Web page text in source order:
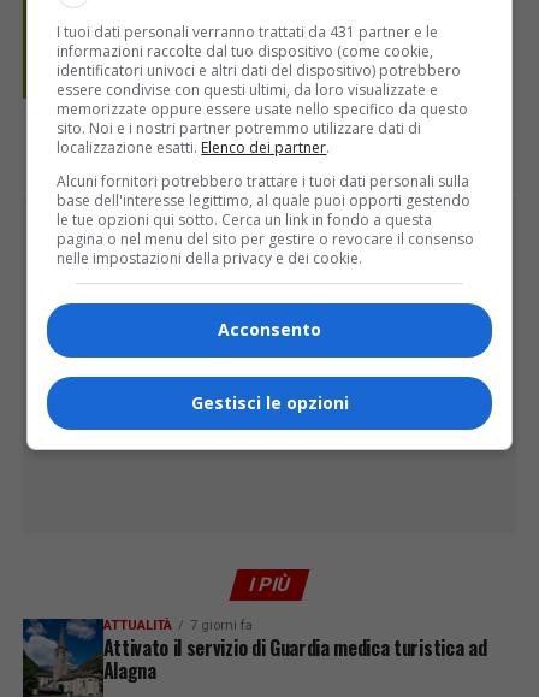
PUBBLICITÀ
I PIÙ
ATTUALITÀ 7 giorni fa
Attivato il servizio di Guardia medica turistica ad
Alagna
I tuoi dati personali verranno trattati da 431 partner e le
informazioni raccolte dal tuo dispositivo (come cookie,
identificatori univoci e altri dati del dispositivo) potrebbero
essere condivise con questi ultimi, da loro visualizzate e
memorizzate oppure essere usate nello specifico da questo
sito. Noi e i nostri partner potremmo utilizzare dati di
localizzazione esatti. Elenco dei partner.
Alcuni fornitori potrebbero trattare i tuoi dati personali sulla
base dell'interesse legittimo, al quale puoi opporti gestendo
le tue opzioni qui sotto. Cerca un link in fondo a questa
pagina o nel menu del sito per gestire o revocare il consenso
nelle impostazioni della privacy e dei cookie.
Acconsento
Gestisci le opzioni